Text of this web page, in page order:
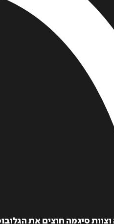
סיגמה חוצים את